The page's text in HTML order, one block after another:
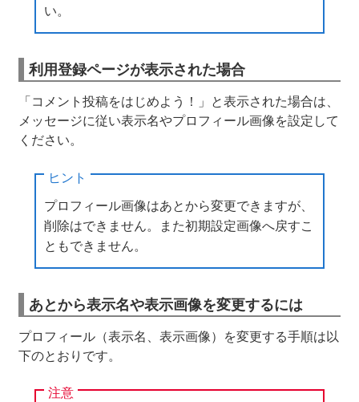
い。
利用登録ページが表示された場合
「コメント投稿をはじめよう！」と表示された場合は、
メッセージに従い表示名やプロフィール画像を設定して
ください。
ヒント
プロフィール画像はあとから変更できますが、
削除はできません。また初期設定画像へ戻すこ
ともできません。
あとから表示名や表示画像を変更するには
プロフィール（表示名、表示画像）を変更する手順は以
下のとおりです。
注意